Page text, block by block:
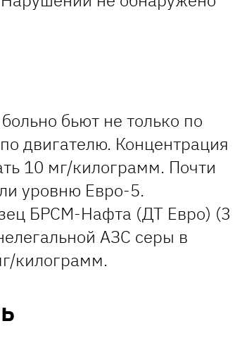
бьют не только по
двигателю. Концентрация
10 мг/килограмм. Почти
уровню Евро-5.
БРСМ-Нафта (ДТ Евро) (3
АЗС серы в
килограмм.